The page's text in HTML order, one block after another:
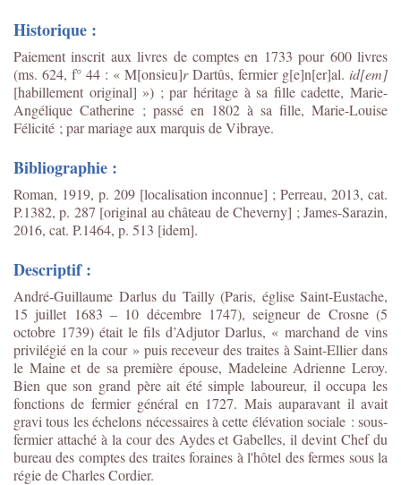
Historique :
Paiement inscrit aux livres de comptes en 1733 pour 600 livres
(ms. 624, f° 44 : « M[onsieu]rDartûs, fermier g[e]n[er]al. id[em]
[habillement original] ») ; par héritage à sa fille cadette, Marie-
Angélique Catherine ; passé en 1802 à sa fille, Marie-Louise
Félicité ; par mariage aux marquis de Vibraye.
Bibliographie :
Roman, 1919, p. 209 [localisation inconnue] ; Perreau, 2013, cat.
P.1382, p. 287 [original au château de Cheverny] ; James-Sarazin,
2016, cat. P.1464, p. 513 [idem].
Descriptif :
André-Guillaume Darlus du Tailly (Paris, église Saint-Eustache,
15 juillet 1683 – 10 décembre 1747), seigneur de Crosne (5
octobre 1739) était le fils d’Adjutor Darlus, « marchand de vins
privilégié en la cour » puis receveur des traites à Saint-Ellier dans
le Maine et de sa première épouse, Madeleine Adrienne Leroy.
Bien que son grand père ait été simple laboureur, il occupa les
fonctions de fermier général en 1727. Mais auparavant il avait
gravi tous les échelons nécessaires à cette élévation sociale : sous-
fermier attaché à la cour des Aydes et Gabelles, il devint Chef du
bureau des comptes des traites foraines à l'hôtel des fermes sous la
régie de Charles Cordier.